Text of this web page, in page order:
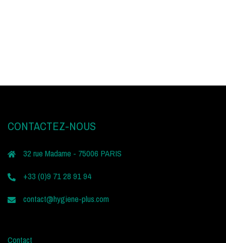
CONTACTEZ-NOUS
32 rue Madame - 75006 PARIS
+33 (0)9 71 28 91 94
contact@hygiene-plus.com
Contact